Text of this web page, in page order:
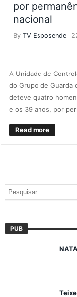
por
nacional
ByTV Esposende
A Unidade de
do Grupo de Guarda
deteve quatro
e os 39 anos, por
Read more
PUB